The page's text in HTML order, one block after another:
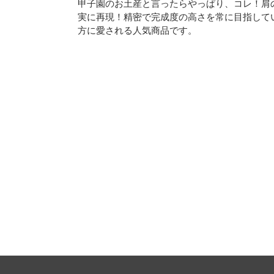
甲子園のお土産と言ったらやっぱり、コレ！
実に再現！精密で完成度の高さを常に目指し
方に愛される人気商品です。